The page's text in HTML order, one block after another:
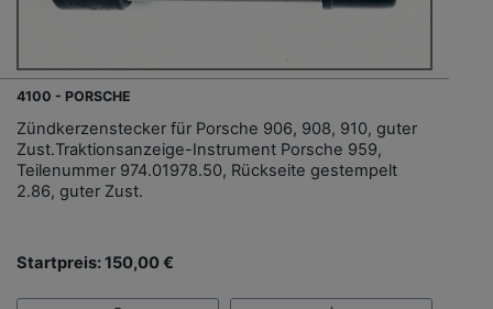
4100 - PORSCHE
Zündkerzenstecker für Porsche 906, 908, 910, guter
Zust.Traktionsanzeige-Instrument Porsche 959,
Teilenummer 974.01978.50, Rückseite gestempelt
2.86, guter Zust.
Startpreis: 150,00 €